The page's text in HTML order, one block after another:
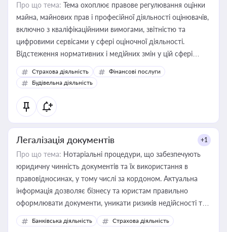
Про що тема: Тема охоплює правове регулювання оцінки
майна, майнових прав і професійної діяльності оцінювачів,
включно з кваліфікаційними вимогами, звітністю та
цифровими сервісами у сфері оціночної діяльності.
Відстеження нормативних і медійних змін у цій сфері
корисне для власника бізнесу, керівника, юриста або
бухгалтера під час оподаткування, приватизації, оренди
державного майна, корпоративних угод і перевірки
статусу суб'єктів оціночної діяльності
Страхова діяльність
Фінансові послуги
Будівельна діяльність
Легалізація документів +1
Про що тема: Нотаріальні процедури, що забезпечують
юридичну чинність документів та їх використання в
правовідносинах, у тому числі за кордоном. Актуальна
інформація дозволяє бізнесу та юристам правильно
оформлювати документи, уникати ризиків недійсності та
забезпечувати їх належне прийняття органами влади та
контрагентами
Банківська діяльність Страхова діяльність